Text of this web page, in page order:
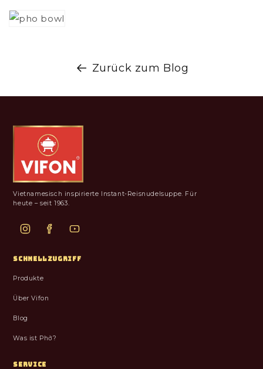
Zurück zum Blog
Vietnamesisch inspirierte Instant-Reisnudelsuppe. Für
heute – seit 1963.
SCHNELLZUGRIFF
Produkte
Über Vifon
Blog
Was ist Phở?
SERVICE